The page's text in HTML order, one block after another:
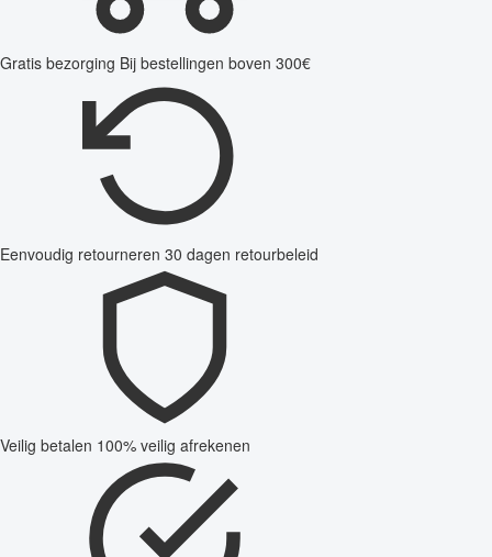
Gratis bezorging Bij bestellingen boven 300€
Eenvoudig retourneren 30 dagen retourbeleid
Veilig betalen 100% veilig afrekenen